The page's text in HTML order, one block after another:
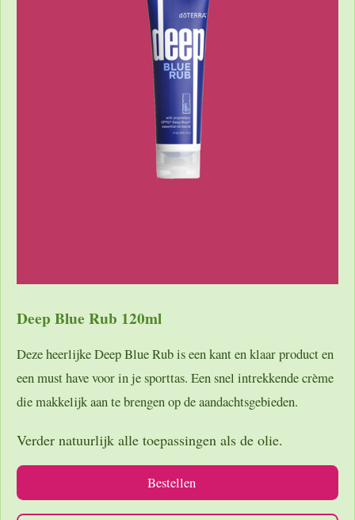
Deep Blue Rub 120ml
Deze heerlijke Deep Blue Rub is een kant en klaar product en
een must have voor in je sporttas. Een snel intrekkende crème
die makkelijk aan te brengen op de aandachtsgebieden.
Verder natuurlijk alle toepassingen als de olie.
Bestellen